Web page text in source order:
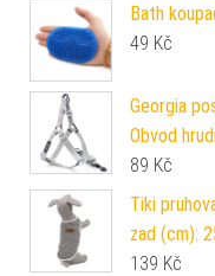
Bath
49 Kč
Georgia
Obvod
89 Kč
Tiki
zad (cm):
139 Kč